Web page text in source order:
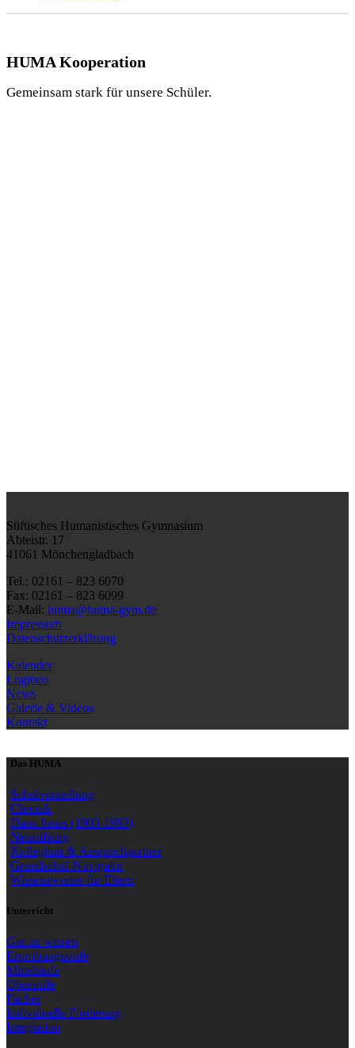
HUMA Kooperation
Gemeinsam stark für unsere Schüler.
Stiftisches Humanistisches Gymnasium
Abteistr. 17
41061 Mönchengladbach
Tel.: 02161 – 823 6070
Fax: 02161 – 823 6099
E-Mail: huma@huma-gym.de
Impressum
Datenschutzerklärung
Kalender
Logineo
News
Galerie & Videos
Kontakt
Das HUMA
Schulvorstellung
Chronik
Hans Jonas (1903-1993)
Neustiftung
Kollegium & Ansprechpartner
Grundschul-Navigator
Wissenswertes für Eltern
Unterricht
Gut zu wissen
Erprobungsstufe
Mittelstufe
Oberstufe
Fächer
Individuelle Förderung
Integration